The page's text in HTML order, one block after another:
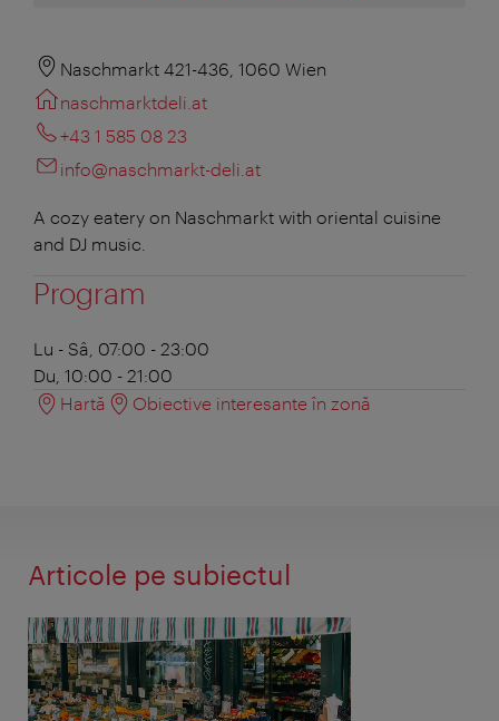
Naschmarkt 421-436, 1060 Wien
naschmarktdeli.at
+43 1 585 08 23
info@naschmarkt-deli.at
A cozy eatery on Naschmarkt with oriental cuisine
and DJ music.
Program
Lu - Sâ, 07:00 - 23:00
Du, 10:00 - 21:00
Hartă
Obiective interesante în zonă
Articole pe subiectul